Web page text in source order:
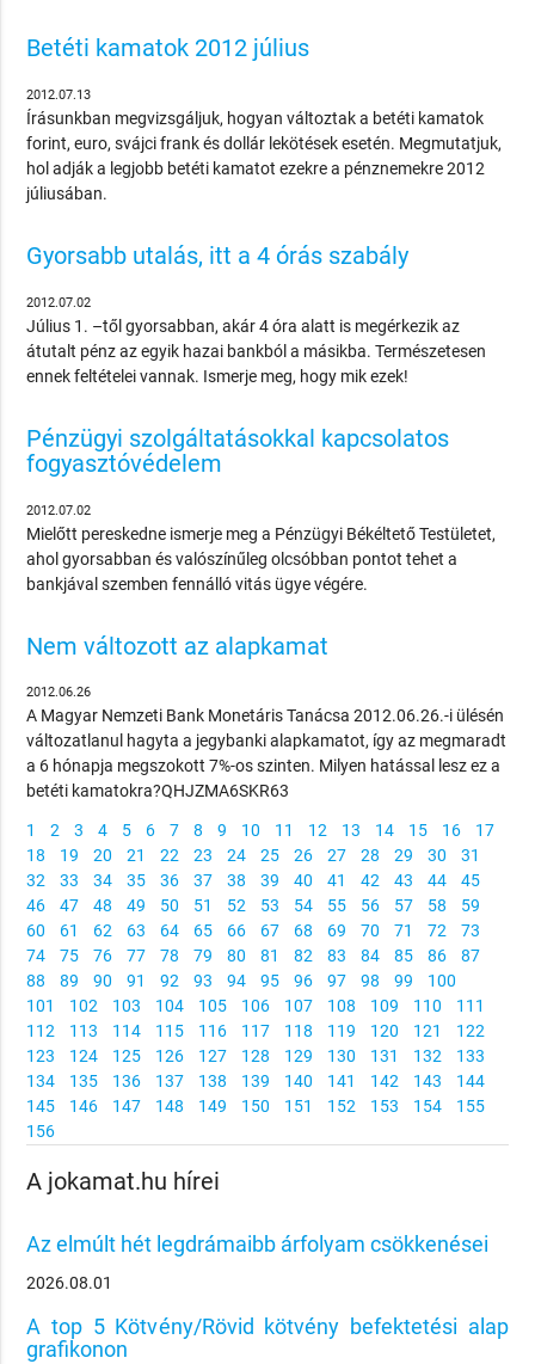
Betéti kamatok 2012 július
2012.07.13
Írásunkban megvizsgáljuk, hogyan változtak a betéti kamatok
forint, euro, svájci frank és dollár lekötések esetén. Megmutatjuk,
hol adják a legjobb betéti kamatot ezekre a pénznemekre 2012
júliusában.
Gyorsabb utalás, itt a 4 órás szabály
2012.07.02
Július 1. –től gyorsabban, akár 4 óra alatt is megérkezik az
átutalt pénz az egyik hazai bankból a másikba. Természetesen
ennek feltételei vannak. Ismerje meg, hogy mik ezek!
Pénzügyi szolgáltatásokkal kapcsolatos
fogyasztóvédelem
2012.07.02
Mielőtt pereskedne ismerje meg a Pénzügyi Békéltető Testületet,
ahol gyorsabban és valószínűleg olcsóbban pontot tehet a
bankjával szemben fennálló vitás ügye végére.
Nem változott az alapkamat
2012.06.26
A Magyar Nemzeti Bank Monetáris Tanácsa 2012.06.26.-i ülésén
változatlanul hagyta a jegybanki alapkamatot, így az megmaradt
a 6 hónapja megszokott 7%-os szinten. Milyen hatással lesz ez a
betéti kamatokra?QHJZMA6SKR63
1 2 3 4 5 6 7 8 9 10 11 12 13 14 15 16
17
18
19 20 21 22 23 24 25 26 27 28 29 30
31
32
33 34 35 36 37 38 39 40 41 42 43 44
45
46
47 48 49 50 51 52 53 54 55 56 57 58
59
60
61 62 63 64 65 66 67 68 69 70 71 72
73
74
75 76 77 78 79 80 81 82 83 84 85 86
87
88
89 90 91 92 93 94 95 96 97 98 99
100
101
102 103 104 105 106 107 108 109 110
111
112
113 114 115 116 117 118 119 120 121
122
123
124 125 126 127 128 129 130 131 132
133
134
135 136 137 138 139 140 141 142 143
144
145
146 147 148 149 150 151 152 153 154
155
156
A jokamat.hu hírei
Az elmúlt hét legdrámaibb árfolyam csökkenései
2026.08.01
A top 5 Kötvény/Rövid kötvény befektetési alap
grafikonon